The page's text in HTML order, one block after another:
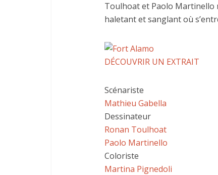
Toulhoat et Paolo Martinello
haletant et sanglant où
DÉCOUVRIR UN EXTRAIT
Scénariste
Mathieu Gabella
Dessinateur
Ronan Toulhoat
Paolo Martinello
Coloriste
Martina Pignedoli